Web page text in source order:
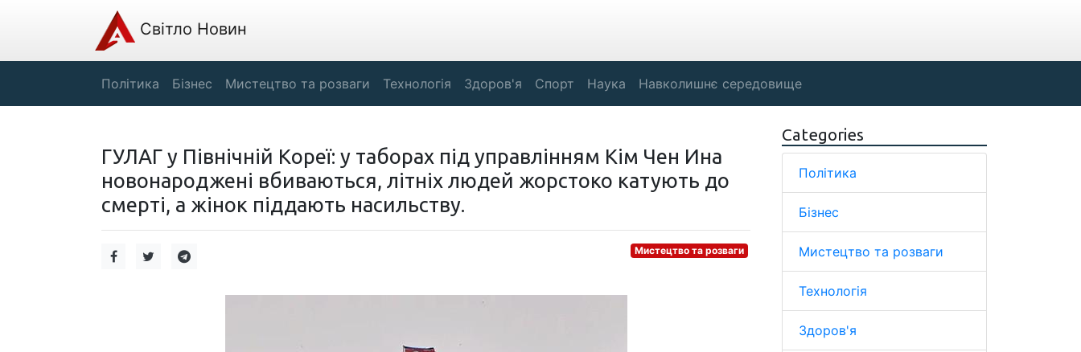
Світло Новин
Політика Бізнес Мистецтво та розваги Технологія Здоров'я Спорт Наука Навколишнє середовище
ГУЛАГ у Північній Кореї: у таборах під управлінням Кім Чен Ина
новонароджені вбиваються, літніх людей жорстоко катують до
смерті, а жінок піддають насильству.
Мистецтво та розваги
Categories
Політика
Бізнес
Мистецтво та розваги
Технологія
Здоров'я